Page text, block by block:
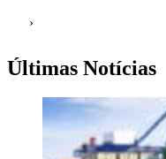
posts
›
Últimas Notícias